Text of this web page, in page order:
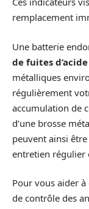
remplacement
Une batterie
de fuites d’acide
métalliques
régulièrement
accumulation de
d’une brosse
peuvent ainsi
entretien régulier
Pour vous aider
de contrôle des